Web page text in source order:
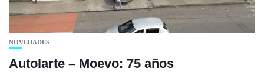
NOVEDADES
Autolarte – Moevo: 75 años